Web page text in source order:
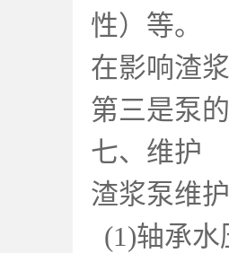
性）等。
在影响渣
第三是泵
七、维护
渣浆泵维
(1)轴承水